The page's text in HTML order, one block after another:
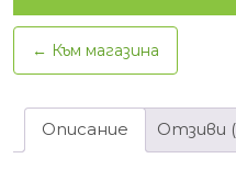
лице
← Към магазина
Описание Отзиви